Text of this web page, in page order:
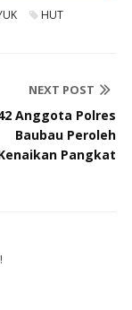
HUT
NEXT POST
Anggota Polres
Baubau Peroleh
Pangkat